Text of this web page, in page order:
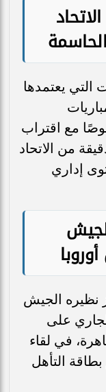
التي يعتمدها
مع اقتراب
من الاتحاد
إداري
نظيره الجيش
21 مارس الجاري على
في لقاء
التأهل